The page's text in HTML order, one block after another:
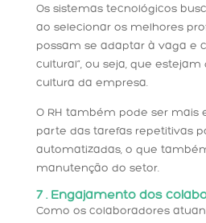
Os sistemas tecnológicos
ao selecionar os melhores
possam se adaptar à vaga e
cultural”, ou seja, que
cultura da empresa.
O RH também pode ser mais
parte das tarefas repetitivas
automatizadas, o que
manutenção do setor.
7 . Engajamento dos
Como os colaboradores